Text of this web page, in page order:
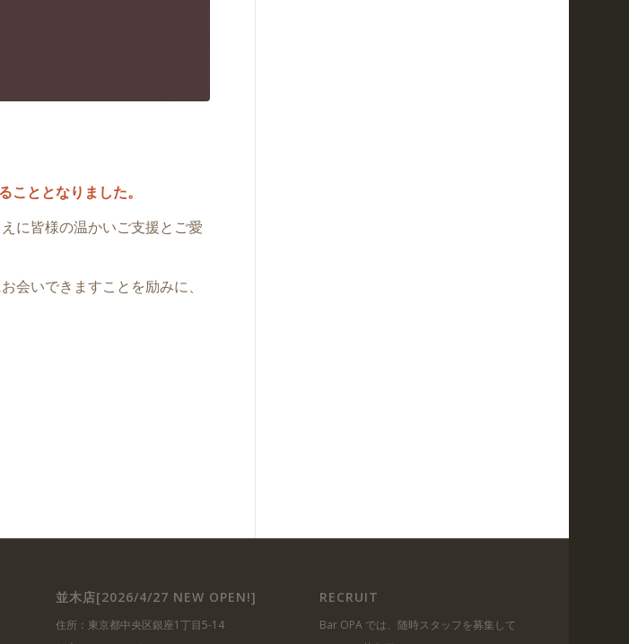
ととなりました。
に皆様の温かいご支援とご愛
会いできますことを励みに、
並木店[2026/4/27 NEW OPEN!]
住所：東京都中央区銀座1丁目5-14
RECRUIT
Bar OPA では、随時スタッフを募集して